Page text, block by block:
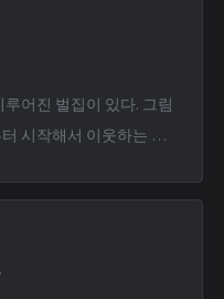
실행할 수 있도록 /u...
어진 벌집이 있다. 그림
시작해서 이웃하는 방
서 N번 방까지 최소 개수
나가는지(시작과 끝을
성...